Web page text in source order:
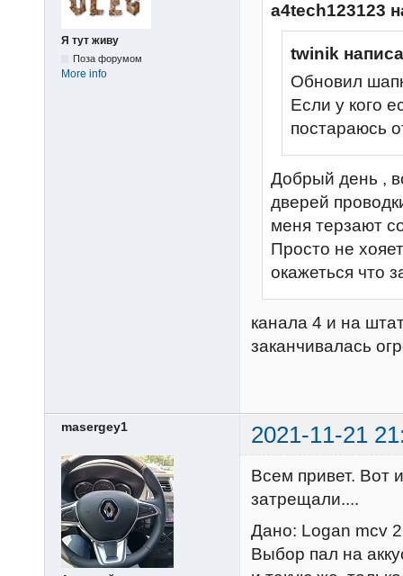
Я тут живу
Поза форумом
More info
a4tech123123
twinik
Обновил
Если у кого
постараюсь
Добрый день ,
дверей
меня терзают
Просто не
окажеться что
канала 4 и на
заканчивалась
masergey1 2021-11-21
Всем привет. Вот
затрещали....
Дано: Logan mcv
Выбор пал на